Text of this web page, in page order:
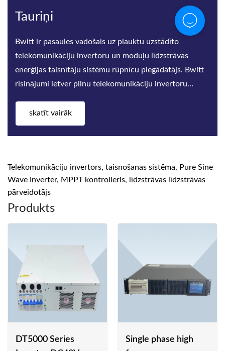
Tauriņi
Bwitt ir pasaules vadošais uz plauktu uzstādīto
telekomunikāciju invertoru un moduļu līdzstrāvas
enerģijas taisnītāju sistēmu rūpnīcu piegādātājs. Bwitt
risinājumi ietver pilnu telekomunikāciju invertoru
skatīt vairāk
Telekomunikāciju invertors, taisnošanas sistēma, Pure Sine
Wave Inverter, MPPT kontrolieris, līdzstrāvas līdzstrāvas
pārveidotājs
Produkts
DT5000 Series
Single phase high